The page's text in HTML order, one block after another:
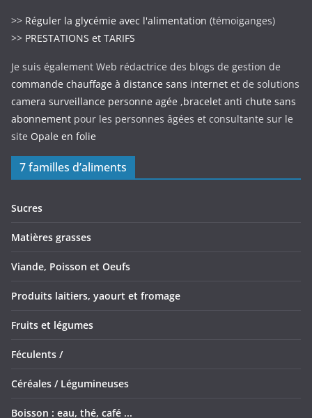
>> Réguler la glycémie avec l'alimentation (témoiganges)
>> PRESTATIONS et TARIFS
Je suis également Web rédactrice des blogs de gestion de
commande chauffage à distance sans internet et de solutions
camera surveillance personne agée ,bracelet anti chute sans
abonnement pour les personnes âgées et consultante sur le
site Opale en folie
7 familles d’aliments
Sucres
Matières grasses
Viande, Poisson et Oeufs
Produits laitiers, yaourt et fromage
Fruits et légumes
Féculents /
Céréales / Légumineuses
Boisson : eau, thé, café ...